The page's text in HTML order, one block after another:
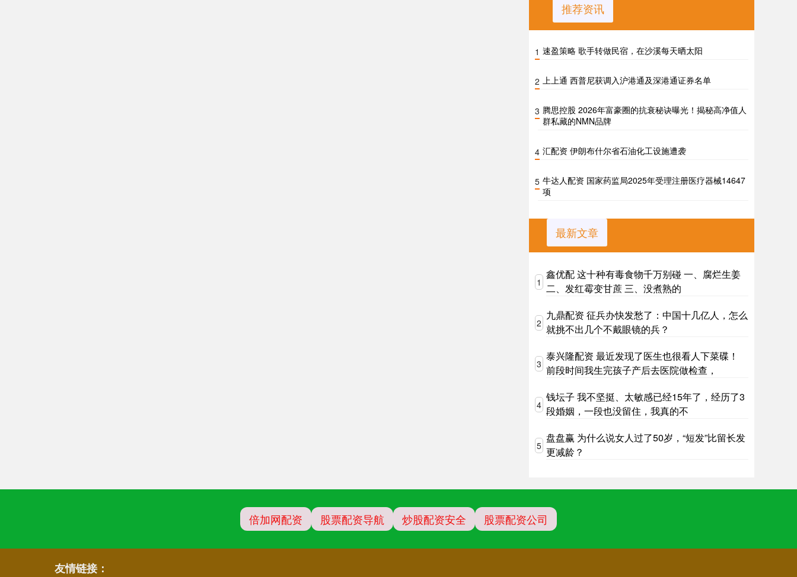
推荐资讯
1 速盈策略 歌手转做民宿，在沙溪每天晒太阳
2 上上通 西普尼获调入沪港通及深港通证券名单
3 腾思控股 2026年富豪圈的抗衰秘诀曝光！揭秘高净值人
群私藏的NMN品牌
4 汇配资 伊朗布什尔省石油化工设施遭袭
5 牛达人配资 国家药监局2025年受理注册医疗器械14647
项
最新文章
1
鑫优配 这十种有毒食物千万别碰 一、腐烂生姜
二、发红霉变甘蔗 三、没煮熟的
2
九鼎配资 征兵办快发愁了：中国十几亿人，怎么
就挑不出几个不戴眼镜的兵？
3
泰兴隆配资 最近发现了医生也很看人下菜碟！
前段时间我生完孩子产后去医院做检查，
4
钱坛子 我不坚挺、太敏感已经15年了，经历了3
段婚姻，一段也没留住，我真的不
5
盘盘赢 为什么说女人过了50岁，“短发”比留长发
更减龄？
倍加网配资 股票配资导航 炒股配资安全 股票配资公司
友情链接：